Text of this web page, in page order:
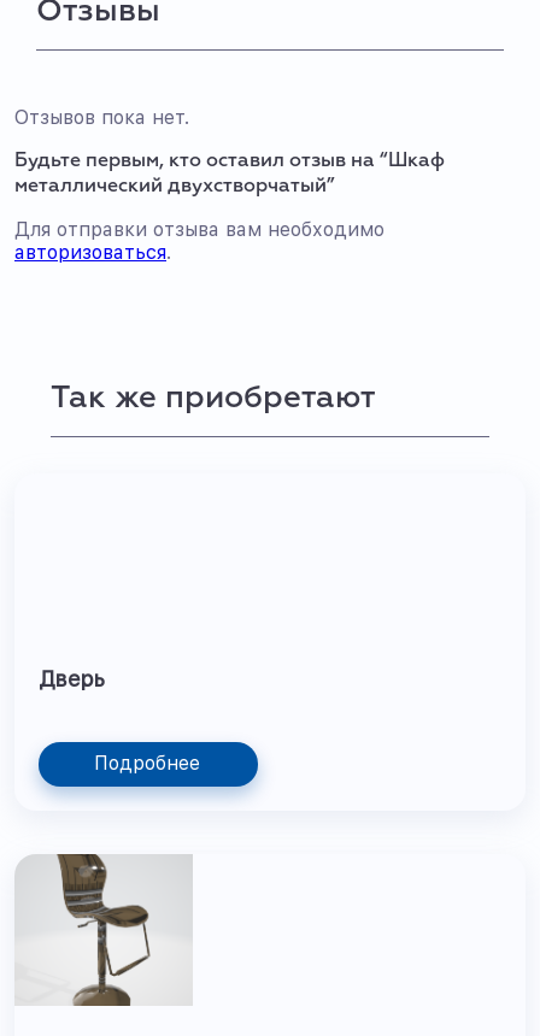
Отзывы
Отзывов пока нет.
Будьте первым, кто оставил отзыв на “Шкаф
металлический двухстворчатый”
Для отправки отзыва вам необходимо
авторизоваться.
Так же приобретают
Дверь
Подробнее